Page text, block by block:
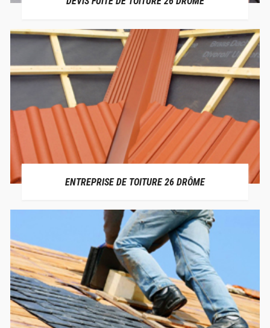
ENTREPRISE DE TOITURE 26 DRÔME